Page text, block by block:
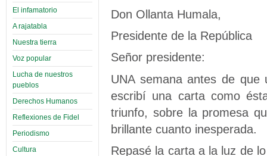
El infamatorio
A rajatabla
Nuestra tierra
Voz popular
Lucha de nuestros
pueblos
Derechos Humanos
Reflexiones de Fidel
Periodismo
Cultura
Don Ollanta Humala,
Presidente de la República
Señor presidente:
UNA semana antes de
escribí una carta como
triunfo, sobre la promesa
brillante cuanto inesperada.
Repasé la carta a la luz de